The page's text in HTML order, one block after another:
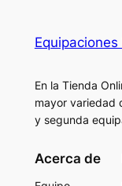
En la Tienda
mayor variedad
y segunda
Acerca de